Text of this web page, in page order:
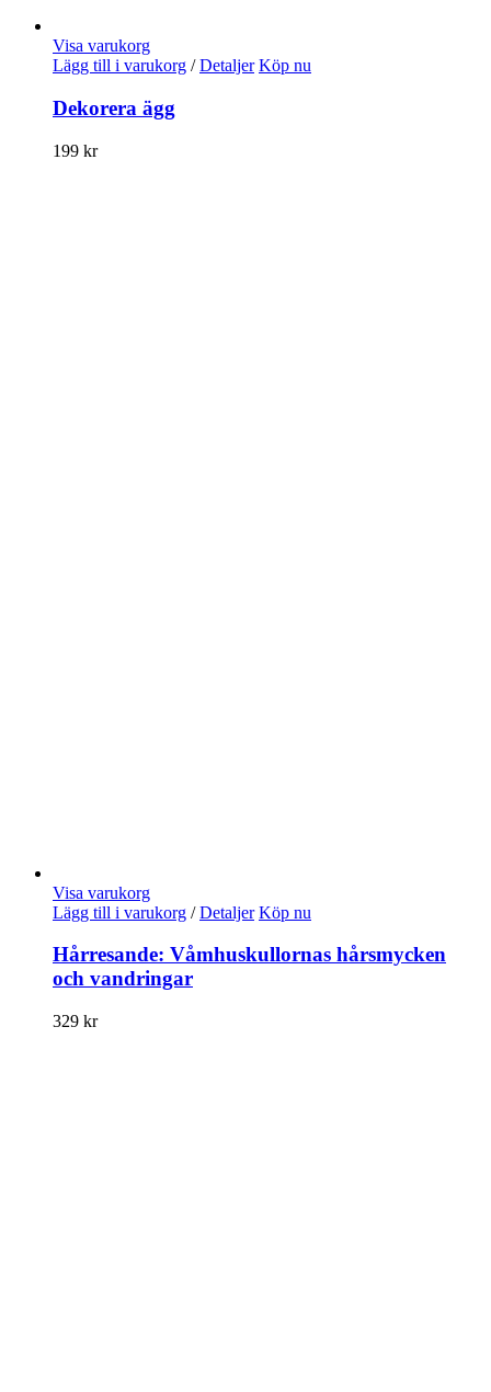
Visa varukorg
Lägg till i varukorg / Detaljer Köp nu
Dekorera ägg
199 kr
Visa varukorg
Lägg till i varukorg / Detaljer Köp nu
Hårresande: Våmhuskullornas hårsmycken
och vandringar
329 kr